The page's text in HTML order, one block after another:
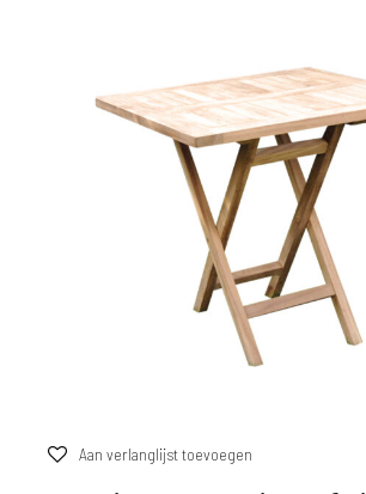
Aan verlanglijst toevoegen